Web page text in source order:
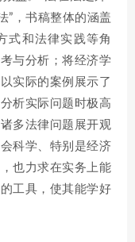
”，书稿整体的涵盖
式和法律实践等角
与分析；将经济学
实际的案例展示了
析实际问题时极高
多法律问题展开观
科学、特别是经济
也力求在实务上能
工具，使其能学好